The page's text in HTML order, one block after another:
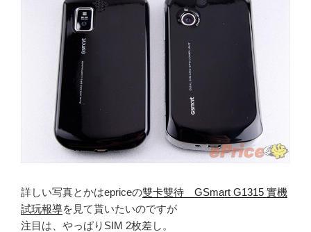
詳しい写真とかはepriceの雙卡雙待 GSmart G1315 實機
試玩報導を見て貰いたいのですが
注目は、やっぱりSIM 2枚差し。